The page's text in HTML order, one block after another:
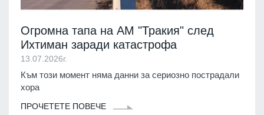
Огромна тапа на АМ "Тракия" след
Ихтиман заради катастрофа
13.07.2026г.
Към този момент няма данни за сериозно пострадали
хора
ПРОЧЕТЕТЕ ПОВЕЧЕ